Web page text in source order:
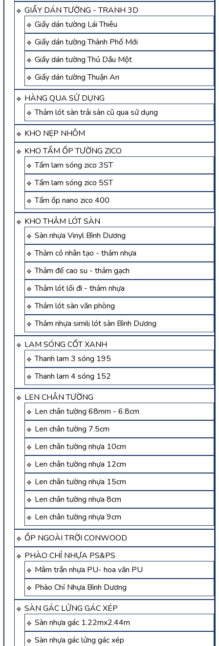
GIẤY DÁN TƯỜNG - TRANH 3D
Giấy dán tường Lái Thiêu
Giấy dán tường Thành Phố Mới
Giấy dán tường Thủ Dầu Một
Giấy dán tường Thuận An
HÀNG QUA SỬ DỤNG
Thảm lót sàn trải sàn cũ qua sử dụng
KHO NẸP NHÔM
KHO TẤM ỐP TƯỜNG ZICO
Tấm lam sóng zico 3ST
Tấm lam sóng zico 5ST
Tấm ốp nano zico 400
KHO THẢM LÓT SÀN
Sàn nhựa Vinyl Bình Dương
Thảm cỏ nhân tạo - thảm nhựa
Thảm đế cao su - thảm gạch
Thảm lót lối đi - thảm nhựa
Thảm lót sàn văn phòng
Thảm nhựa simili lót sàn Bình Dương
LAM SÓNG CỐT XANH
Thanh lam 3 sóng 195
Thanh lam 4 sóng 152
LEN CHÂN TƯỜNG
Len chân tường 68mm - 6.8cm
Len chân tường 7.5cm
Len chân tường nhựa 10cm
Len chân tường nhựa 12cm
Len chân tường nhựa 15cm
Len chân tường nhựa 8cm
Len chân tường nhựa 9cm
ỐP NGOÀI TRỜI CONWOOD
PHÀO CHỈ NHỰA PS&PS
Mâm trần nhựa PU- hoa văn PU
Phào Chỉ Nhựa Bình Dương
SÀN GÁC LỬNG GÁC XÉP
Sàn nhựa gác 1.22mx2.44m
Sàn nhựa gác lửng gác xép